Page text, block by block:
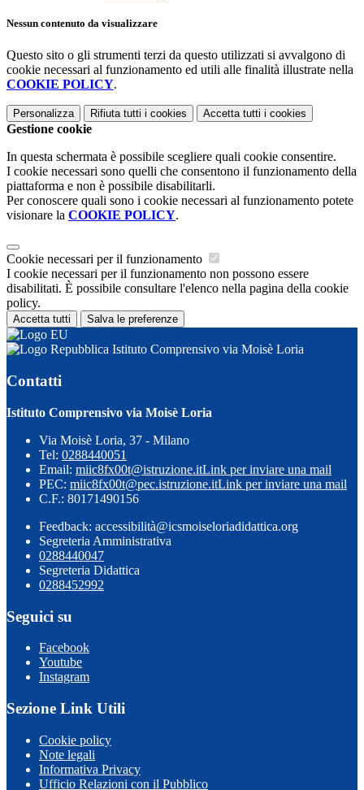
Nessun contenuto da visualizzare
Questo sito o gli strumenti terzi da questo utilizzati si avvalgono di
cookie necessari al funzionamento ed utili alle finalità illustrate nella
COOKIE POLICY.
Personalizza Rifiuta tutti i cookies Accetta tutti i cookies
Gestione cookie
In questa schermata è possibile scegliere quali cookie consentire.
I cookie necessari sono quelli che consentono il funzionamento della
piattaforma e non è possibile disabilitarli.
Per conoscere quali sono i cookie necessari al funzionamento potete
visionare la COOKIE POLICY.
Cookie necessari per il funzionamento
I cookie necessari per il funzionamento non possono essere
disabilitati. È possibile consultare l'elenco nella pagina della cookie
policy.
Accetta tutti Salva le preferenze
Istituto Comprensivo via Moisè Loria
Contatti
Istituto Comprensivo via Moisè Loria
Via Moisè Loria, 37 - Milano
Tel: 0288440051
Email: miic8fx00t@istruzione.itLink per inviare una mail
PEC: miic8fx00t@pec.istruzione.itLink per inviare una mail
C.F.: 80171490156
Feedback: accessibilità@icsmoiseloriadidattica.org
Segreteria Amministrativa
0288440047
Segreteria Didattica
0288452992
Seguici su
Facebook
Youtube
Instagram
Sezione Link Utili
Cookie policy
Note legali
Informativa Privacy
Ufficio Relazioni con il Pubblico